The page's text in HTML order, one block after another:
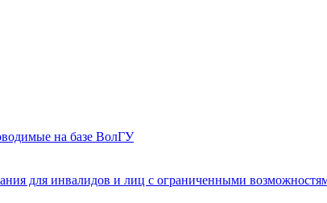
на базе ВолГУ
для инвалидов и лиц с ограниченными